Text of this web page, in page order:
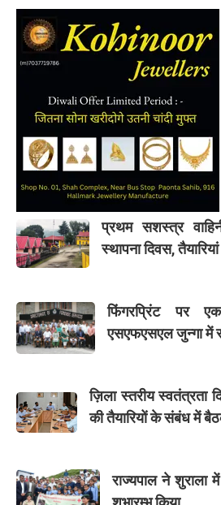
प्रथम सशस्त्र
स्थापना दिवस, तैयारियां
फिंगरप्रिंट पर
एसएफएसएल जुन्गा में
ज़िला स्तरीय स्वतंत्रता
की तैयारियों के संबंध में
राज्यपाल ने शुराला